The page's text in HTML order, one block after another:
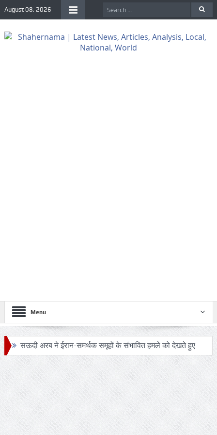
August 08, 2026
Menu
सऊदी अरब ने ईरान-समर्थक समूहों के संभावित हमले को देखते हुए
सुरक्षा एजेंसियों को हाई अलर्ट
24 घंटे का सफ़र: आखिर कब बदलेगी लखनऊ–मुंबई रेल यात्रा की
तस्वीर?
ट्रंप के हेलीकॉप्टर और यात्री विमान के बीच खतरनाक नज़दीकी की